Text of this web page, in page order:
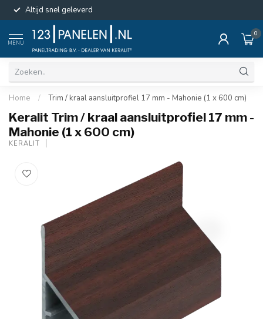
Altijd snel geleverd
MENU
0
Home / Trim / kraal aansluitprofiel 17 mm - Mahonie (1 x 600 cm)
Keralit Trim / kraal aansluitprofiel 17 mm -
Mahonie (1 x 600 cm)
KERALIT